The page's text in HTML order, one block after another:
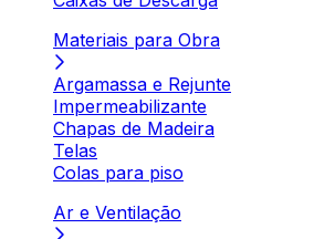
Materiais para Obra
Argamassa e Rejunte
Impermeabilizante
Chapas de Madeira
Telas
Colas para piso
Ar e Ventilação